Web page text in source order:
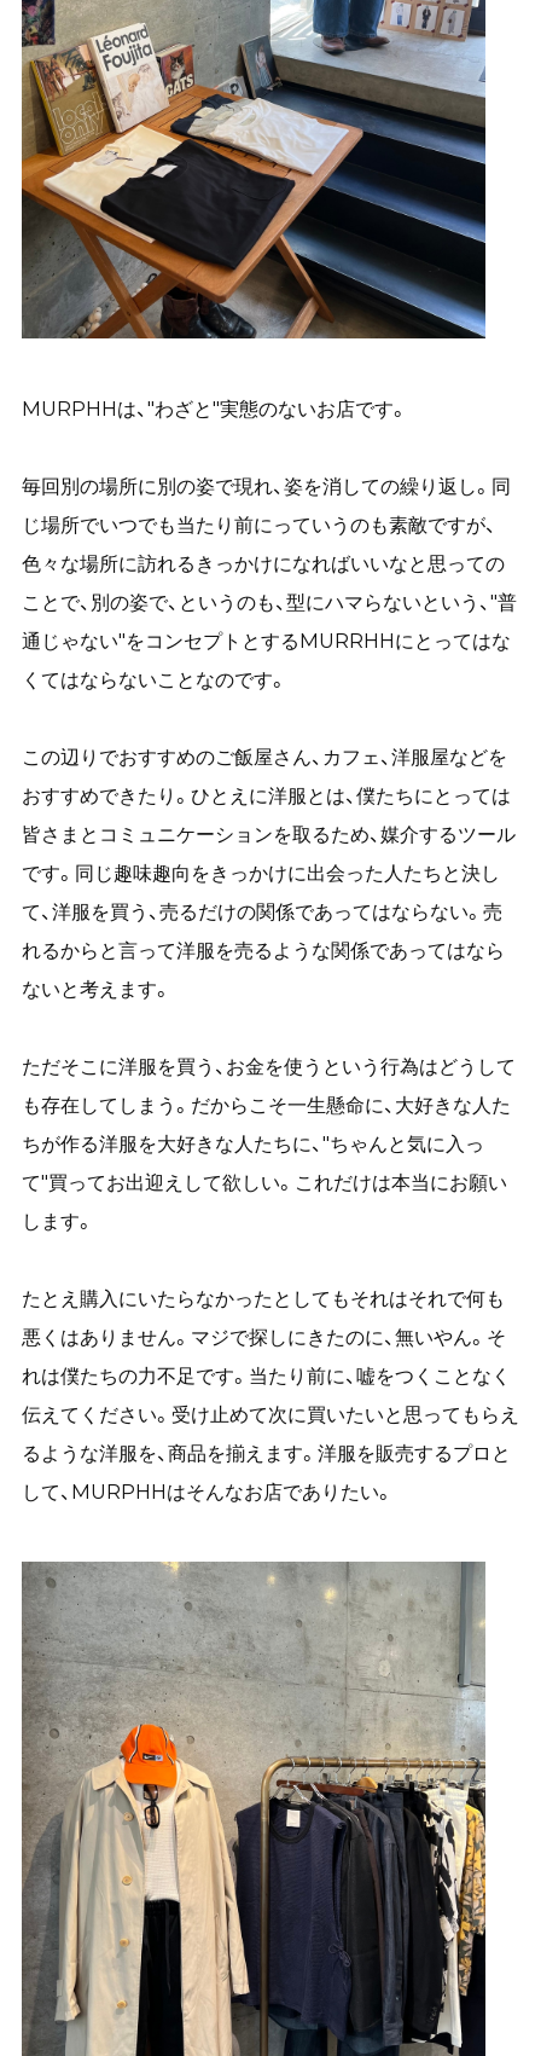
MURPHHは、"わざと"実態のないお店です。
毎回別の場所に別の姿で現れ、姿を消しての繰り返し。同
じ場所でいつでも当たり前にっていうのも素敵ですが、
色々な場所に訪れるきっかけになればいいなと思っての
ことで、別の姿で、というのも、型にハマらないという、"普
通じゃない"をコンセプトとするMURRHHにとってはな
くてはならないことなのです。
この辺りでおすすめのご飯屋さん、カフェ、洋服屋などを
おすすめできたり。ひとえに洋服とは、僕たちにとっては
皆さまとコミュニケーションを取るため、媒介するツール
です。同じ趣味趣向をきっかけに出会った人たちと決し
て、洋服を買う、売るだけの関係であってはならない。売
れるからと言って洋服を売るような関係であってはなら
ないと考えます。
ただそこに洋服を買う、お金を使うという行為はどうして
も存在してしまう。だからこそ一生懸命に、大好きな人た
ちが作る洋服を大好きな人たちに、"ちゃんと気に入っ
て"買ってお出迎えして欲しい。これだけは本当にお願い
します。
たとえ購入にいたらなかったとしてもそれはそれで何も
悪くはありません。マジで探しにきたのに、無いやん。そ
れは僕たちの力不足です。当たり前に、嘘をつくことなく
伝えてください。受け止めて次に買いたいと思ってもらえ
るような洋服を、商品を揃えます。洋服を販売するプロと
して、MURPHHはそんなお店でありたい。